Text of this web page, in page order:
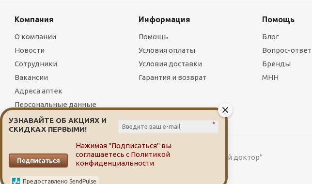
Компания
О компании
Новости
Сотрудники
Вакансии
Адреса аптек
Персональные данные
Информация
Помощь
Условия оплаты
Условия доставки
Гарантия и возврат
Помощь
Блог
Вопрос-ответ
Бренды
МНН
2026 © Служба заказа и доставки лекарств от сети аптек "Мой доктор"
УЗНАВАЙТЕ ОБ АКЦИЯХ И
СКИДКАХ ПЕРВЫМИ!
*
Подписаться
Нажимая "Подписаться" вы
соглашаетесь с Политикой
конфиденциальности
Предоставлено SendPulse